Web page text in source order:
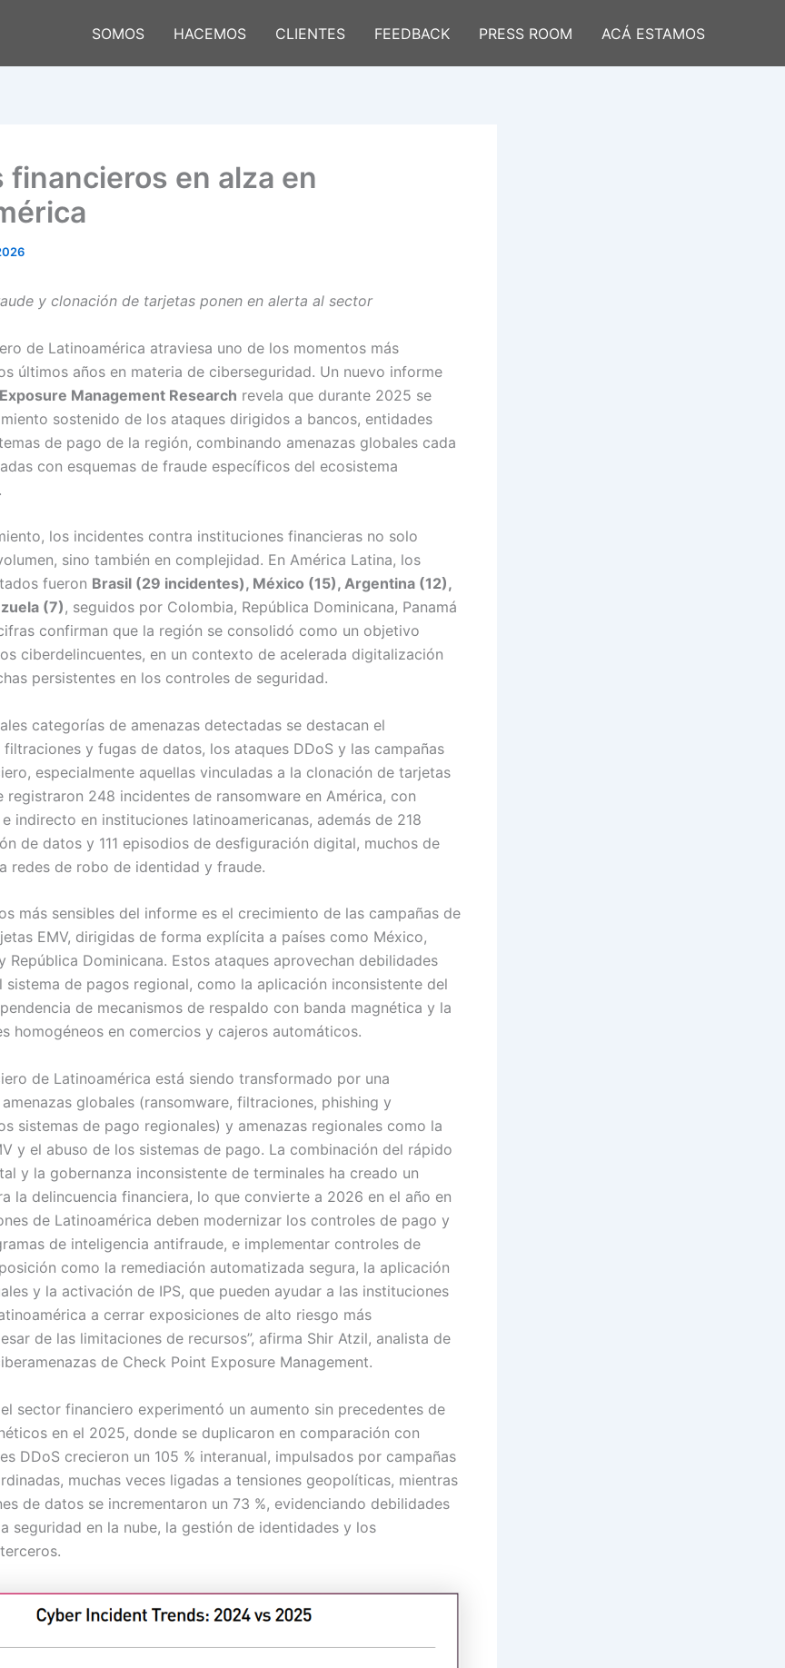
SOMOS HACEMOS CLIENTES FEEDBACK PRESS ROOM ACÁ ESTAMOS
financieros en alza en
y clonación de tarjetas ponen en alerta al sector
de Latinoamérica atraviesa uno de los momentos más
últimos años en materia de ciberseguridad. Un nuevo informe
Management Research revela que durante 2025 se
sostenido de los ataques dirigidos a bancos, entidades
de pago de la región, combinando amenazas globales cada
con esquemas de fraude específicos del ecosistema
los incidentes contra instituciones financieras no solo
sino también en complejidad. En América Latina, los
fueron Brasil (29 incidentes), México (15), Argentina (12),
(7), seguidos por Colombia, República Dominicana, Panamá
confirman que la región se consolidó como un objetivo
ciberdelincuentes, en un contexto de acelerada digitalización
persistentes en los controles de seguridad.
categorías de amenazas detectadas se destacan el
filtraciones y fugas de datos, los ataques DDoS y las campañas
especialmente aquellas vinculadas a la clonación de tarjetas
registraron 248 incidentes de ransomware en América, con
indirecto en instituciones latinoamericanas, además de 218
de datos y 111 episodios de desfiguración digital, muchos de
redes de robo de identidad y fraude.
más sensibles del informe es el crecimiento de las campañas de
EMV, dirigidas de forma explícita a países como México,
República Dominicana. Estos ataques aprovechan debilidades
sistema de pagos regional, como la aplicación inconsistente del
de mecanismos de respaldo con banda magnética y la
homogéneos en comercios y cajeros automáticos.
de Latinoamérica está siendo transformado por una
globales (ransomware, filtraciones, phishing y
sistemas de pago regionales) y amenazas regionales como la
y el abuso de los sistemas de pago. La combinación del rápido
y la gobernanza inconsistente de terminales ha creado un
la delincuencia financiera, lo que convierte a 2026 en el año en
de Latinoamérica deben modernizar los controles de pago y
de inteligencia antifraude, e implementar controles de
como la remediación automatizada segura, la aplicación
y la activación de IPS, que pueden ayudar a las instituciones
a cerrar exposiciones de alto riesgo más
de las limitaciones de recursos”, afirma Shir Atzil, analista de
de Check Point Exposure Management.
sector financiero experimentó un aumento sin precedentes de
en el 2025, donde se duplicaron en comparación con
DDoS crecieron un 105 % interanual, impulsados por campañas
muchas veces ligadas a tensiones geopolíticas, mientras
de datos se incrementaron un 73 %, evidenciando debilidades
seguridad en la nube, la gestión de identidades y los